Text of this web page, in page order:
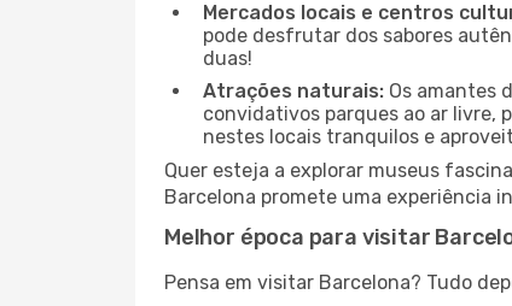
Mercados locais e centros
pode desfrutar dos sabores
duas!
Atrações naturais: Os amantes
convidativos parques ao ar livre,
nestes locais tranquilos e
Quer esteja a explorar museus
Barcelona promete uma experiência
Melhor época para visitar
Pensa em visitar Barcelona? Tudo